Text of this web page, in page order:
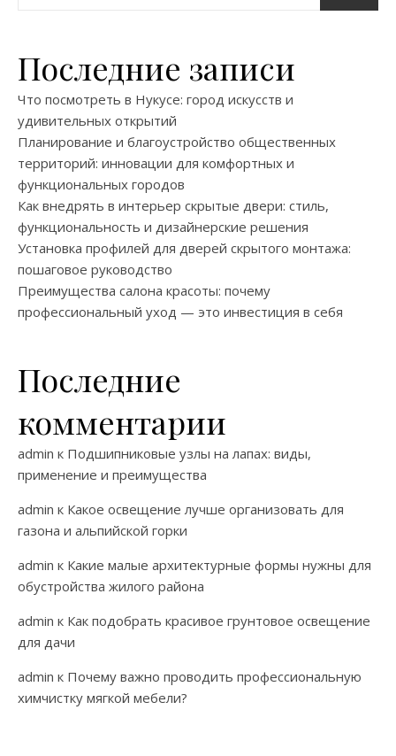
Последние записи
Что посмотреть в Нукусе: город искусств и
удивительных открытий
Планирование и благоустройство общественных
территорий: инновации для комфортных и
функциональных городов
Как внедрять в интерьер скрытые двери: стиль,
функциональность и дизайнерские решения
Установка профилей для дверей скрытого монтажа:
пошаговое руководство
Преимущества салона красоты: почему
профессиональный уход — это инвестиция в себя
Последние
комментарии
admin к Подшипниковые узлы на лапах: виды,
применение и преимущества
admin к Какое освещение лучше организовать для
газона и альпийской горки
admin к Какие малые архитектурные формы нужны для
обустройства жилого района
admin к Как подобрать красивое грунтовое освещение
для дачи
admin к Почему важно проводить профессиональную
химчистку мягкой мебели?